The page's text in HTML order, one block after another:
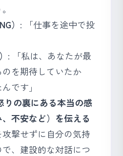
） : 「仕事を途中で投
: 「私は、あなたが最
を期待していたか
です」
りの裏にある本当の感
不安など）を伝える
撃せずに自分の気持
、建設的な対話につ